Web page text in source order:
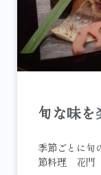
旬な味を
季節ごとに旬
節料理 花門